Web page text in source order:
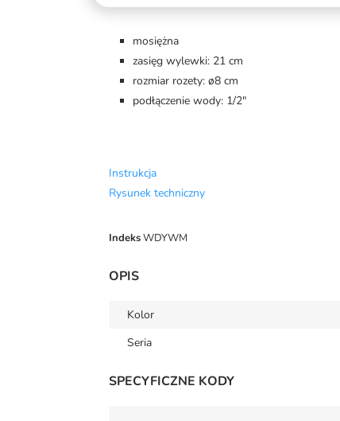
mosiężna
zasięg wylewki: 21 cm
rozmiar rozety: ø8 cm
podłączenie wody: 1/2"
Instrukcja
Rysunek techniczny
IndeksWDYWM
OPIS
Kolor
Seria
SPECYFICZNE KODY